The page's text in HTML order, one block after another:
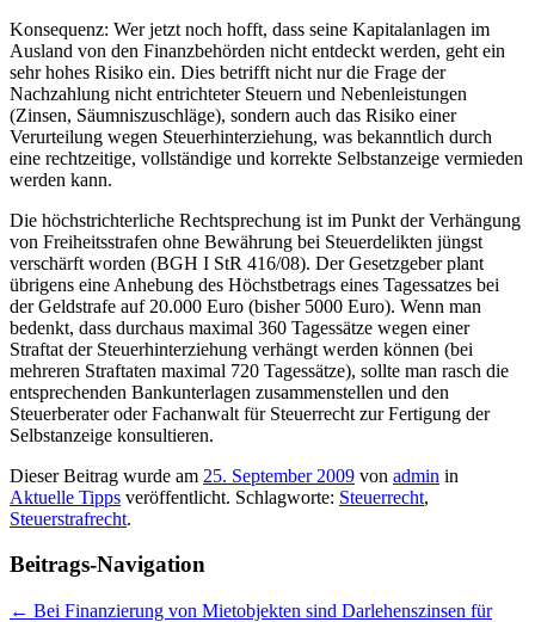
Konsequenz: Wer jetzt noch hofft, dass seine Kapitalanlagen im
Ausland von den Finanzbehörden nicht entdeckt werden, geht ein
sehr hohes Risiko ein. Dies betrifft nicht nur die Frage der
Nachzahlung nicht entrichteter Steuern und Nebenleistungen
(Zinsen, Säumniszuschläge), sondern auch das Risiko einer
Verurteilung wegen Steuerhinterziehung, was bekanntlich durch
eine rechtzeitige, vollständige und korrekte Selbstanzeige vermieden
werden kann.
Die höchstrichterliche Rechtsprechung ist im Punkt der Verhängung
von Freiheitsstrafen ohne Bewährung bei Steuerdelikten jüngst
verschärft worden (BGH I StR 416/08). Der Gesetzgeber plant
übrigens eine Anhebung des Höchstbetrags eines Tagessatzes bei
der Geldstrafe auf 20.000 Euro (bisher 5000 Euro). Wenn man
bedenkt, dass durchaus maximal 360 Tagessätze wegen einer
Straftat der Steuerhinterziehung verhängt werden können (bei
mehreren Straftaten maximal 720 Tagessätze), sollte man rasch die
entsprechenden Bankunterlagen zusammenstellen und den
Steuerberater oder Fachanwalt für Steuerrecht zur Fertigung der
Selbstanzeige konsultieren.
Dieser Beitrag wurde am 25. September 2009 von admin in
Aktuelle Tipps veröffentlicht. Schlagworte: Steuerrecht,
Steuerstrafrecht.
Beitrags-Navigation
← Bei Finanzierung von Mietobjekten sind Darlehenszinsen für